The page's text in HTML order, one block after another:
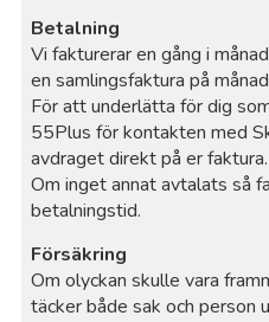
Betalning
Vi fakturerar en gång i
en samlingsfaktura på
För att underlätta för dig
55Plus för kontakten med
avdraget direkt på er faktura.
Om inget annat avtalats så
betalningstid.
Försäkring
Om olyckan skulle vara
täcker både sak och person